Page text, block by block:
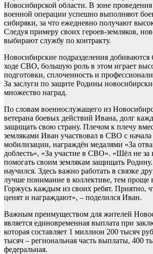
Новосибирской области. В зоне
военной операции успешно выполняют
сибиряки, за что ежедневно получают
Следуя примеру своих героев-земляков,
выбирают службу по контракту.
Новосибирские подразделения добиваются
ходе СВО, большую роль в этом играет
подготовки, сплоченность и
За заслуги по защите Родины
множество наград.
По словам военнослужащего из
ветерана боевых действий Ивана, долг
защищать свою страну. Плечом к плечу
земляками Иван участвовал в СВО с начала
мобилизации, награждён медалями «За
доблесть», «За участие в СВО». «Шёл не за
помогать своим землякам защищать
научился. Здесь важно работать в связке
лучше понимание в коллективе, тем проще
Горжусь каждым из своих ребят. Приятно,
ценят и награждают», – поделился Иван.
Важным преимуществом для жителей
является единовременная выплата при
которая составляет 1 миллион 200 тысяч
тысяч – региональная часть выплаты, 400
федеральная.